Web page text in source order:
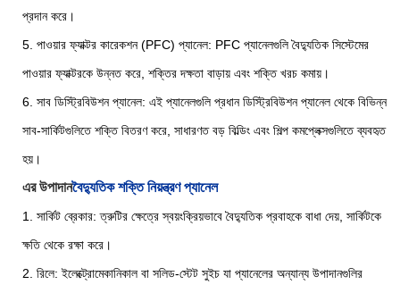
প্রদান করে।
5. পাওয়ার ফ্যাক্টর কারেকশন (PFC) প্যানেল: PFC প্যানেলগুলি বৈদ্যুতিক সিস্টেমের
পাওয়ার ফ্যাক্টরকে উন্নত করে, শক্তির দক্ষতা বাড়ায় এবং শক্তি খরচ কমায়।
6. সাব ডিস্ট্রিবিউশন প্যানেল: এই প্যানেলগুলি প্রধান ডিস্ট্রিবিউশন প্যানেল থেকে বিভিন্ন
সাব-সার্কিটগুলিতে শক্তি বিতরণ করে, সাধারণত বড় বিল্ডিং এবং শিল্প কমপ্লেক্সগুলিতে ব্যবহৃত
হয়।
এর উপাদানবৈদ্যুতিক শক্তি নিয়ন্ত্রণ প্যানেল
1. সার্কিট ব্রেকার: ত্রুটির ক্ষেত্রে স্বয়ংক্রিয়ভাবে বৈদ্যুতিক প্রবাহকে বাধা দেয়, সার্কিটকে
ক্ষতি থেকে রক্ষা করে।
2. রিলে: ইলেক্ট্রোমেকানিকাল বা সলিড-স্টেট সুইচ যা প্যানেলের অন্যান্য উপাদানগুলির